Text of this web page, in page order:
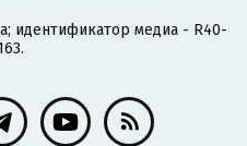
идентификатор медиа - R40-